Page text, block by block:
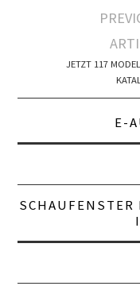
Navigation
JETZT 117
E-